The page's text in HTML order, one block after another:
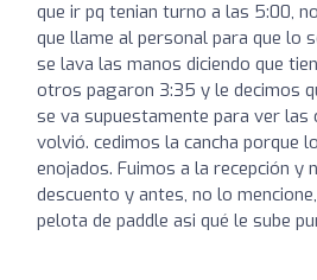
que ir pq tenian turno a las 5:00,
que llame al personal para que lo
se lava las manos diciendo que
otros pagaron 3:35 y le decimos
se va supuestamente para ver las
volvió. cedimos la cancha porque
enojados. Fuimos a la recepción y
descuento y antes, no lo
pelota de paddle asi qué le sube